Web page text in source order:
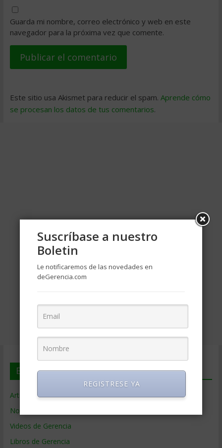
Guarda mi nombre, correo electrónico y web en este
navegador para la próxima vez que comente.
Este sitio usa Akismet para reducir el spam. Aprende cómo
se procesan los datos de tus comentarios.
En deGerencia.com
Artículos de Gerencia
Noticias de Gerencia
Videos de Gerencia
Libros de Gerencia
Suscríbase a nuestro
Boletin
Le notificaremos de las novedades en
deGerencia.com
REGISTRESE YA